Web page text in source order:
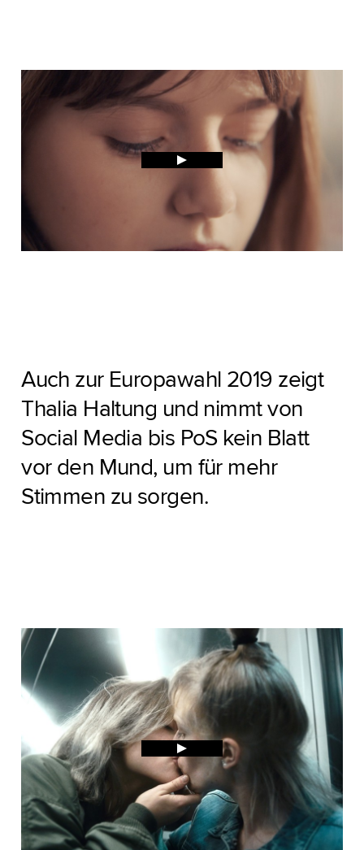
Auch zur Europawahl 2019 zeigt
Thalia Haltung und nimmt von
Social Media bis PoS kein Blatt
vor den Mund, um für mehr
Stimmen zu sorgen.